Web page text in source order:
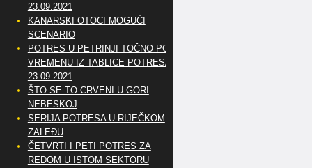
23.09.2021
KANARSKI OTOCI MOGUĆI
SCENARIO
POTRES U PETRINJI TOČNO PO
VREMENU IZ TABLICE POTRESA
23.09.2021
ŠTO SE TO CRVENI U GORI
NEBESKOJ
SERIJA POTRESA U RIJEČKOM
ZALEĐU
ČETVRTI I PETI POTRES ZA
REDOM U ISTOM SEKTORU